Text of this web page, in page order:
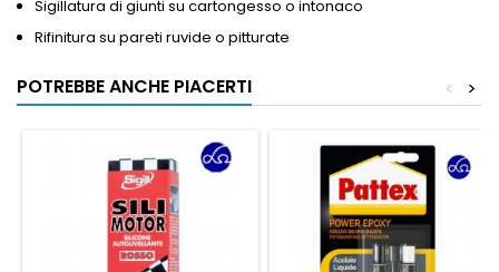
Sigillatura di giunti su cartongesso o intonaco
Rifinitura su pareti ruvide o pitturate
POTREBBE ANCHE PIACERTI >
<